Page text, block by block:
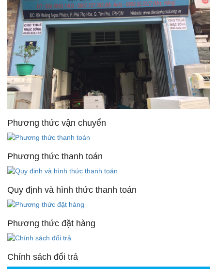
Phương thức vận chuyển
Phương thức thanh toán
Quy định và hình thức thanh toán
Phương thức đặt hàng
Chính sách đổi trả